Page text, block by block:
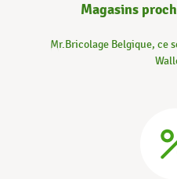
Magasins
Mr.Bricolage Belgique, ce